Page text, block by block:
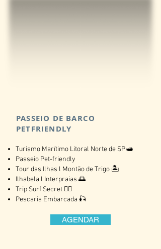
PASSEIO DE BARCO
PETFRIENDLY
Turismo Marítimo Litoral Norte de SP🛥
Passeio Pet-friendly
Tour das Ilhas l Montão de Trigo 🏝
Ilhabela l Interpraias 🌅
Trip Surf Secret 🏄‍♂️
Pescaria Embarcada 🎣
AGENDAR